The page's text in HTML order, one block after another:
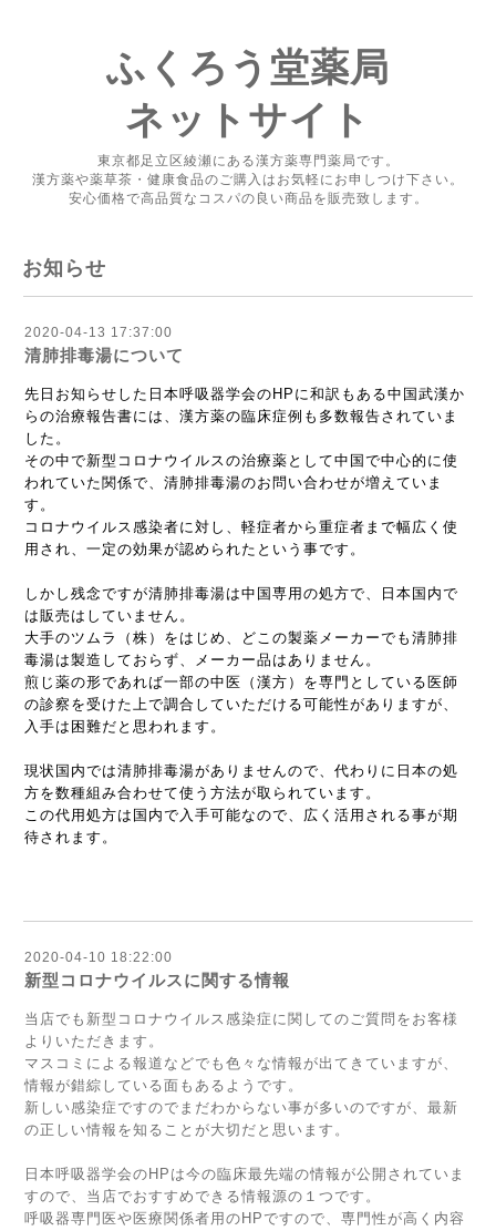
ふくろう堂薬局
ネットサイト
東京都足立区綾瀬にある漢方薬専門薬局です。
漢方薬や薬草茶・健康食品のご購入はお気軽にお申しつけ下さい。
安心価格で高品質なコスパの良い商品を販売致します。
お知らせ
2020-04-13 17:37:00
清肺排毒湯について
先日お知らせした日本呼吸器学会のHPに和訳もある中国武漢か
らの治療報告書には、漢方薬の臨床症例も多数報告されていま
した。
その中で新型コロナウイルスの治療薬として中国で中心的に使
われていた関係で、清肺排毒湯のお問い合わせが増えていま
す。
コロナウイルス感染者に対し、軽症者から重症者まで幅広く使
用され、一定の効果が認められたという事です。
しかし残念ですが清肺排毒湯は中国専用の処方で、日本国内で
は販売はしていません。
大手のツムラ（株）をはじめ、どこの製薬メーカーでも清肺排
毒湯は製造しておらず、メーカー品はありません。
煎じ薬の形であれば一部の中医（漢方）を専門としている医師
の診察を受けた上で調合していただける可能性がありますが、
入手は困難だと思われます。
現状国内では清肺排毒湯がありませんので、代わりに日本の処
方を数種組み合わせて使う方法が取られています。
この代用処方は国内で入手可能なので、広く活用される事が期
待されます。
2020-04-10 18:22:00
新型コロナウイルスに関する情報
当店でも新型コロナウイルス感染症に関してのご質問をお客様
よりいただきます。
マスコミによる報道などでも色々な情報が出てきていますが、
情報が錯綜している面もあるようです。
新しい感染症ですのでまだわからない事が多いのですが、最新
の正しい情報を知ることが大切だと思います。
日本呼吸器学会のHPは今の臨床最先端の情報が公開されていま
すので、当店でおすすめできる情報源の１つです。
呼吸器専門医や医療関係者用のHPですので、専門性が高く内容